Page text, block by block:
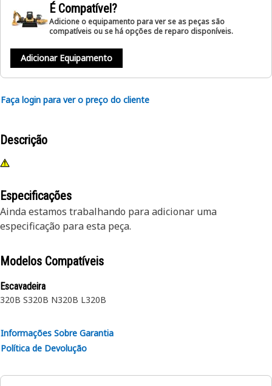
É Compatível?
Adicione o equipamento para ver se as peças são
compatíveis ou se há opções de reparo disponíveis.
Adicionar Equipamento
Faça login para ver o preço do cliente
Descrição
Especificações
Ainda estamos trabalhando para adicionar uma
especificação para esta peça.
Modelos Compatíveis
Escavadeira
320B S320B N320B L320B
Informações Sobre Garantia
Política de Devolução